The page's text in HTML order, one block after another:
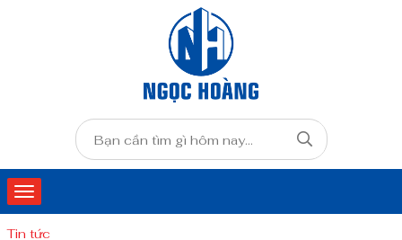
Tin tức